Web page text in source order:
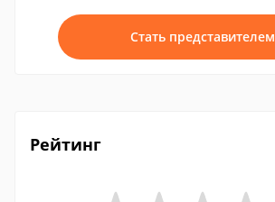
Стать представителем
Рейтинг